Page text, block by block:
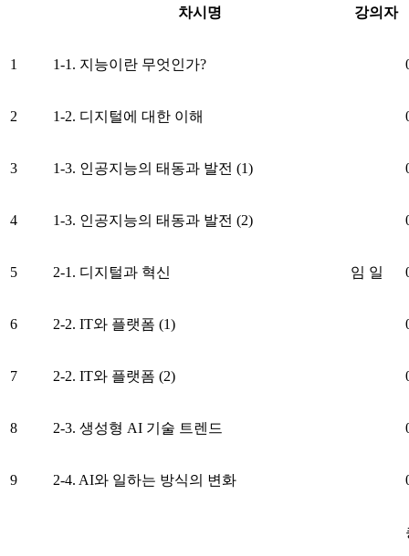
차시명 강의자
1 1-1. 지능이란 무엇인가?
임 일
2 1-2. 디지털에 대한 이해
3 1-3. 인공지능의 태동과 발전 (1)
4 1-3. 인공지능의 태동과 발전 (2)
5 2-1. 디지털과 혁신
6 2-2. IT와 플랫폼 (1)
7 2-2. IT와 플랫폼 (2)
8 2-3. 생성형 AI 기술 트렌드
9 2-4. AI와 일하는 방식의 변화